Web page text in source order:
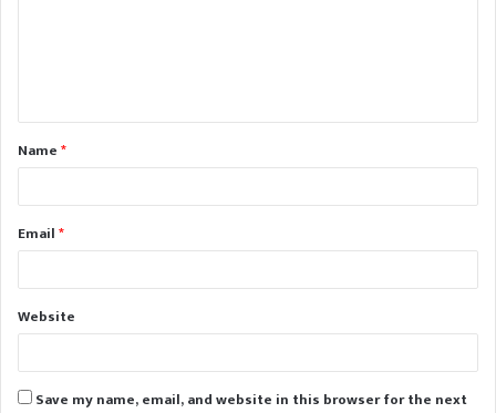
t
*Name*
Email*
Website
Save my name, email, and website in this browser for the next